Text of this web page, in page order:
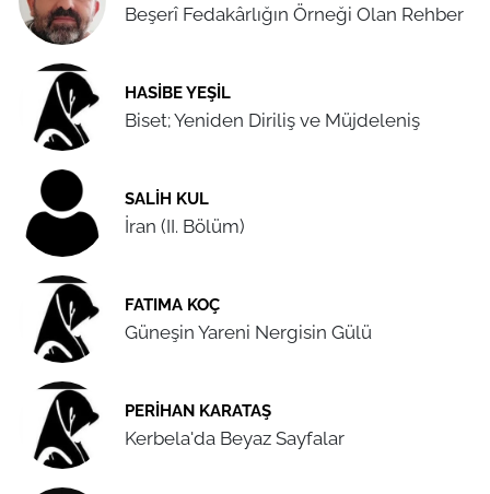
Beşerî Fedakârlığın Örneği Olan Rehber
HASIBE YEŞIL
Biset; Yeniden Diriliş ve Müjdeleniş
SALIH KUL
İran (II. Bölüm)
FATIMA KOÇ
Güneşin Yareni Nergisin Gülü
PERIHAN KARATAŞ
Kerbela'da Beyaz Sayfalar